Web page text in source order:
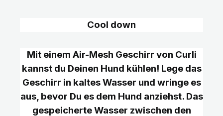
Cool down
Mit einem Air-Mesh Geschirr von Curli
kannst du Deinen Hund kühlen! Lege das
Geschirr in kaltes Wasser und wringe es
aus, bevor Du es dem Hund anziehst. Das
gespeicherte Wasser zwischen den